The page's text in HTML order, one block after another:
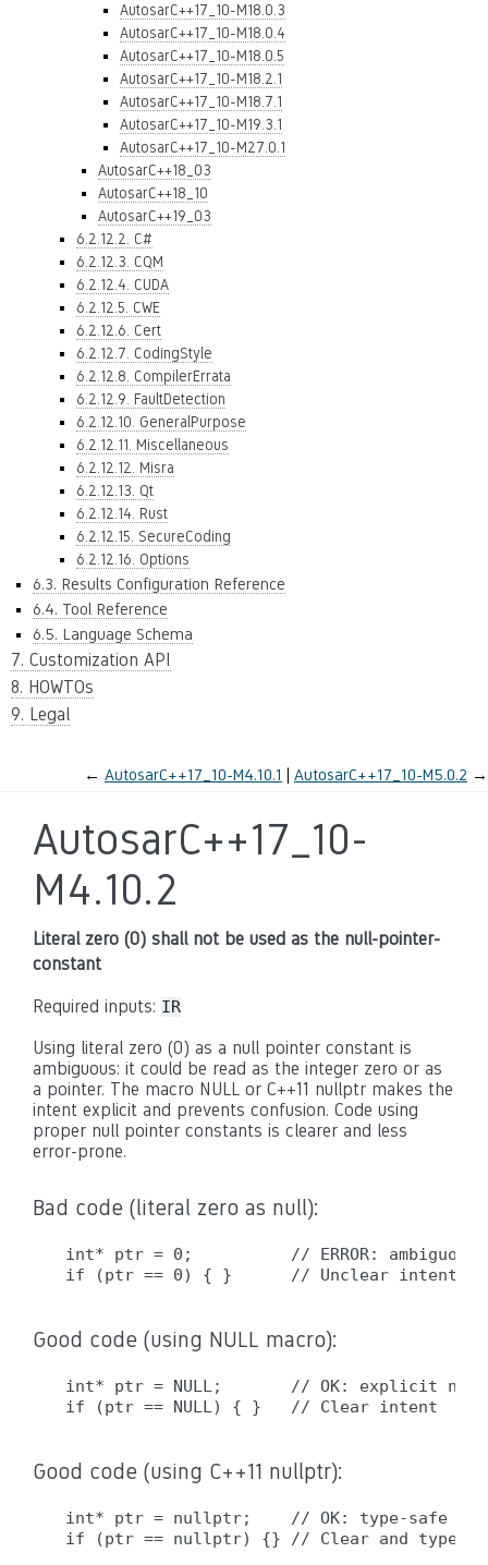
AutosarC++17_10-M18.0.3
AutosarC++17_10-M18.0.4
AutosarC++17_10-M18.0.5
AutosarC++17_10-M18.2.1
AutosarC++17_10-M18.7.1
AutosarC++17_10-M19.3.1
AutosarC++17_10-M27.0.1
AutosarC++18_03
AutosarC++18_10
AutosarC++19_03
6.2.12.2. C#
6.2.12.3. CQM
6.2.12.4. CUDA
6.2.12.5. CWE
6.2.12.6. Cert
6.2.12.7. CodingStyle
6.2.12.8. CompilerErrata
6.2.12.9. FaultDetection
6.2.12.10. GeneralPurpose
6.2.12.11. Miscellaneous
6.2.12.12. Misra
6.2.12.13. Qt
6.2.12.14. Rust
6.2.12.15. SecureCoding
6.2.12.16. Options
6.3. Results Configuration Reference
6.4. Tool Reference
6.5. Language Schema
7. Customization API
8. HOWTOs
9. Legal
← AutosarC++17_10-M4.10.1 AutosarC++17_10-M5.0.2 →
AutosarC++17_10-
M4.10.2
Literal zero (0) shall not be used as the null-pointer-
constant
Required inputs: IR
Using literal zero (0) as a null pointer constant is
ambiguous: it could be read as the integer zero or as
a pointer. The macro NULL or C++11 nullptr makes the
intent explicit and prevents confusion. Code using
proper null pointer constants is clearer and less
error-prone.
Bad code (literal zero as null):
int* ptr = 0;          // ERROR:
Good code (using NULL macro):
int* ptr = NULL;       // OK: explicit null
Good code (using C++11 nullptr):
int* ptr = nullptr;    // OK: type-safe